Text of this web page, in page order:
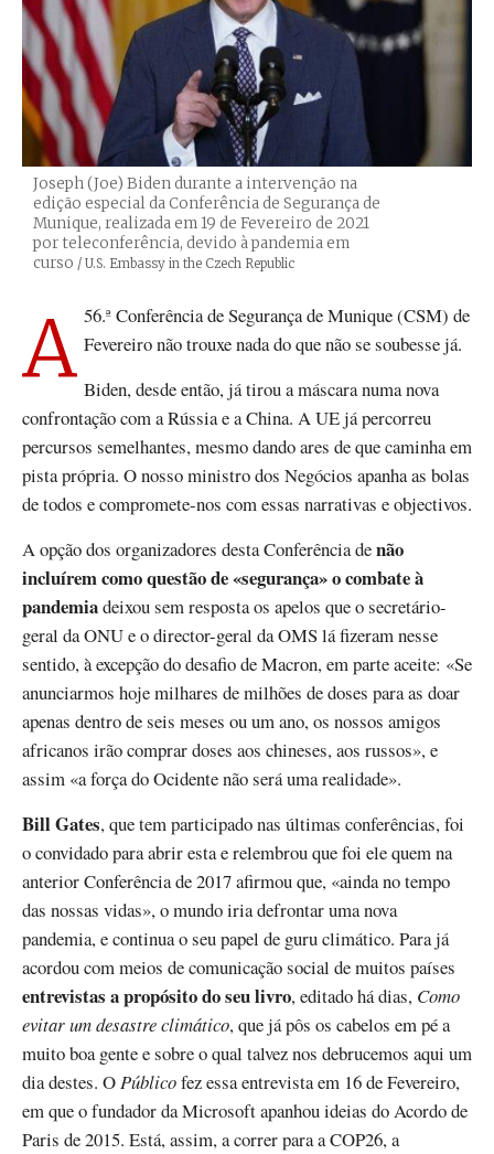
Joseph (Joe) Biden durante a intervenção na
edição especial da Conferência de Segurança de
Munique, realizada em 19 de Fevereiro de 2021
por teleconferência, devido à pandemia em
curso Créditos
/ U.S. Embassy in the Czech Republic
A 56.ª Conferência de Segurança de Munique (CSM) de Fevereiro não trouxe nada do que não se soubesse já.
Biden, desde então, já tirou a máscara numa nova
confrontação com a Rússia e a China. A UE já percorreu
percursos semelhantes, mesmo dando ares de que caminha em
pista própria. O nosso ministro dos Negócios apanha as bolas
de todos e compromete-nos com essas narrativas e objectivos.
A opção dos organizadores desta Conferência denão
incluírem como questão de «segurança» o combate à
pandemiadeixou sem resposta os apelos que o secretário-
geral da ONU e o director-geral da OMS lá fizeram nesse
sentido, à excepção do desafio de Macron, em parte aceite: «Se
anunciarmos hoje milhares de milhões de doses para as doar
apenas dentro de seis meses ou um ano, os nossos amigos
africanos irão comprar doses aos chineses, aos russos», e
assim «a força do Ocidente não será uma realidade».
Bill Gates, que tem participado nas últimas conferências, foi
o convidado para abrir esta e relembrou que foi ele quem na
anterior Conferência de 2017 afirmou que, «ainda no tempo
das nossas vidas», o mundo iria defrontar uma nova
pandemia, e continua o seu papel de guru climático. Para já
acordou com meios de comunicação social de muitos países
entrevistas a propósito do seu livro, editado há dias, Como
evitar um desastre climático, que já pôs os cabelos em pé a
muito boa gente e sobre o qual talvez nos debrucemos aqui um
dia destes. OPúblicofez essa entrevista em 16 de Fevereiro,
em que o fundador da Microsoft apanhou ideias do Acordo de
Paris de 2015. Está, assim, a correr para a COP26, a